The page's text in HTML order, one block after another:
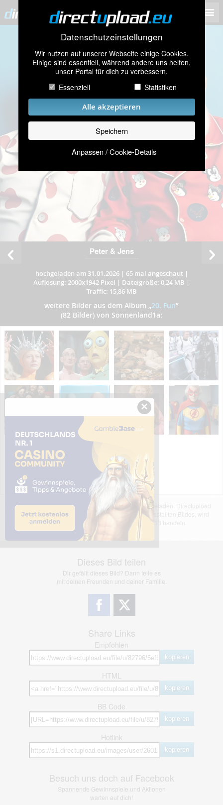
Datenschutzeinstellungen
Wir nutzen auf unserer Webseite einige Cookies.
Einige sind essentiell, während andere uns helfen,
unser Portal für dich zu verbessern.
Essenziell
Statistiken
Alle akzeptieren
Speichern
Anpassen / Cookie-Details
Peter & Jens
hochgeladen am 31.01.2026| 65 mal angeschaut|
Auflösung: 2000x1942 Pixel | Dateigröße: 0,24 MB |
Traffic: 15,86 MB
weitere Bilder aus dem Album „20. Fun”
(82 Bilder) von Sonnenland1a:
Das dargestellte Bild wurde von einem Nutzer hochgeladen. Directupload
übernimmt keinerlei Haftung für den Inhalt des dargestellten Bildes, wird
jedoch bei Verstößen nach §2(3) unserer AGB handeln.
Dieses Bild teilen
Dir gefällt dieses Bild? Dann teile es
mit deinen Freunden und deiner Familie.
Share Links
Empfohlen
kopieren
HTML
kopieren
BB Code
kopieren
Hotlink
kopieren
Besuch uns doch auf Facebook
Spannende Gewinnspiele und Aktionen
warten auf dich!
×